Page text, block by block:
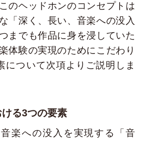
のヘッドホンのコンセプトは
「深く、長い、音楽への没入
までも作品に身を浸していた
体験の実現のためにこだわり
について次項よりご説明しま
る3つの要素
楽への没入を実現する「音